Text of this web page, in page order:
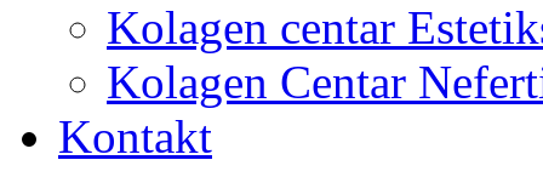
Kolagen centar
Kolagen Centar
Kontakt